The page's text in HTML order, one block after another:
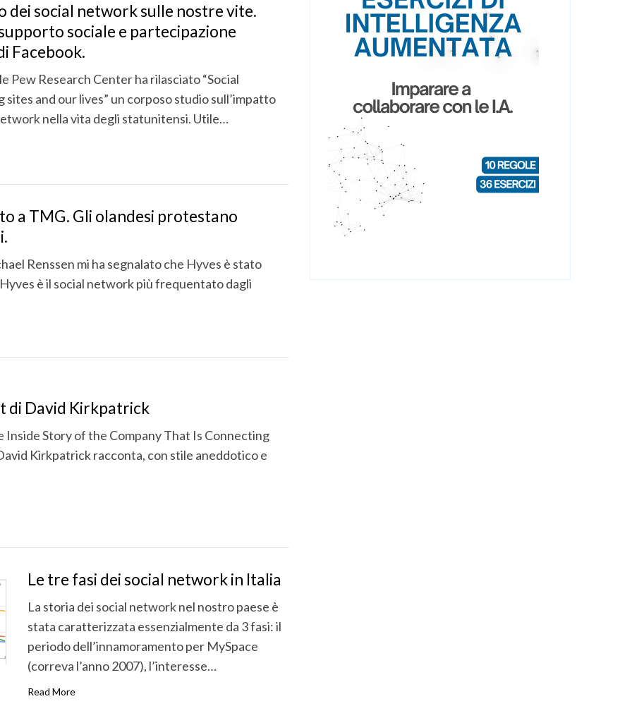
dei social network sulle nostre vite.
sociale e partecipazione
Facebook.
Pew Research Center ha rilasciato “Social
and our lives” un corposo studio sull’impatto
nella vita degli statunitensi. Utile…
a TMG. Gli olandesi protestano
Renssen mi ha segnalato che Hyves è stato
è il social network più frequentato dagli
di David Kirkpatrick
Story of the Company That Is Connecting
Kirkpatrick racconta, con stile aneddotico e
Le tre fasi dei social network in Italia
La storia dei social network nel nostro paese è
stata caratterizzata essenzialmente da 3 fasi: il
periodo dell’innamoramento per MySpace
(correva l’anno 2007), l’interesse…
Read More